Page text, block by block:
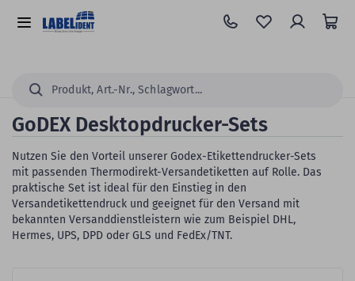
Hauptinhalt
springen
Alle
Suchen...
GoDEX Desktopdrucker-Sets
Nutzen Sie den Vorteil unserer Godex-Etikettendrucker-Sets
mit passenden Thermodirekt-Versandetiketten auf Rolle. Das
praktische Set ist ideal für den Einstieg in den
Versandetikettendruck und geeignet für den Versand mit
bekannten Versanddienstleistern wie zum Beispiel DHL,
Hermes, UPS, DPD oder GLS und FedEx/TNT.